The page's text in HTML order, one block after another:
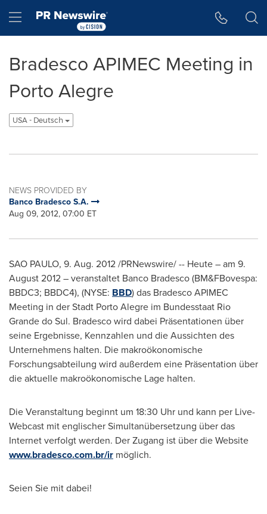
Hamburger menu
Bradesco APIMEC Meeting in
Porto Alegre
USA - Deutsch
NEWS PROVIDED BY
Banco Bradesco S.A.
Aug 09, 2012, 07:00 ET
SAO PAULO, 9. Aug. 2012/PRNewswire/ -- Heute – am 9.
August 2012– veranstaltet Banco Bradesco (BM&FBovespa:
BBDC3; BBDC4), (NYSE: BBD) das Bradesco APIMEC
Meeting in der Stadt Porto Alegre im Bundesstaat Rio
Grande do Sul. Bradesco wird dabei Präsentationen über
seine Ergebnisse, Kennzahlen und die Aussichten des
Unternehmens halten. Die makroökonomische
Forschungsabteilung wird außerdem eine Präsentation über
die aktuelle makroökonomische Lage halten.
Die Veranstaltung beginnt um 18:30 Uhr und kann per Live-
Webcast mit englischer Simultanübersetzung über das
Internet verfolgt werden. Der Zugang ist über die Website
www.bradesco.com.br/ir möglich.
Seien Sie mit dabei!